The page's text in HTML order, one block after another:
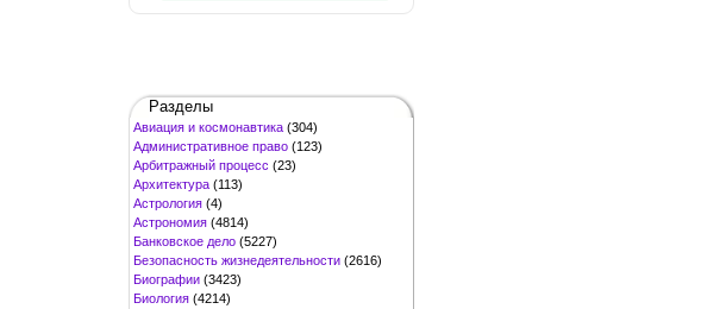
Разделы
Авиация и космонавтика (304)
Административное право (123)
Арбитражный процесс (23)
Архитектура (113)
Астрология (4)
Астрономия (4814)
Банковское дело (5227)
Безопасность жизнедеятельности (2616)
Биографии (3423)
Биология (4214)